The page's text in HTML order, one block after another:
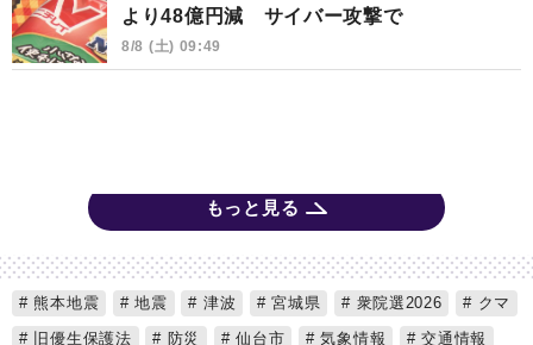
より48億円減 サイバー攻撃で
8/8 (土) 09:49
もっと見る
熊本地震 地震 津波 宮城県 衆院選2026
クマ
旧優生保護法
防災 仙台市 気象情報
交通情報